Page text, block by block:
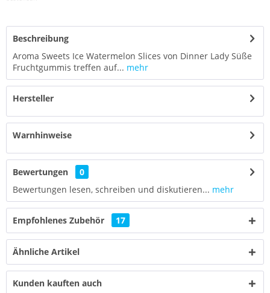
Beschreibung
Aroma Sweets Ice Watermelon Slices von Dinner Lady Süße
Fruchtgummis treffen auf... mehr
Hersteller
Warnhinweise
Bewertungen
0
Bewertungen lesen, schreiben und diskutieren... mehr
Empfohlenes Zubehör 17
Ähnliche Artikel
Kunden kauften auch